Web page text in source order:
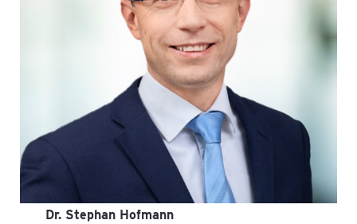
Dr. Stephan Hofmann